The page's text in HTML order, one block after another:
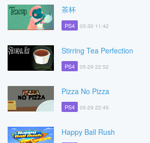
茶杯
PS4 05-30 11:42
Stirring Tea Perfection
PS4 05-29 22:52
Pizza No Pizza
PS4 05-29 22:45
Happy Ball Rush